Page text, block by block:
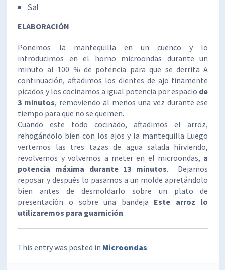
Sal
ELABORACIÓN
Ponemos la mantequilla en un cuenco y lo
introducimos en el horno microondas durante un
minuto al 100 % de potencia para que se derrita A
continuación, aftadimos los dientes de ajo finamente
picados y los cocinamos a igual potencia por espacio de
3 minutos, removiendo al menos una vez durante ese
tiempo para que no se quemen.
Cuando este todo cocinado, aftadimos el arroz,
rehogándolo bien con los ajos y la mantequilla Luego
vertemos las tres tazas de agua salada hirviendo,
revolvemos y volvemos a meter en el microondas, a
potencia máxima durante 13 minutos. Dejamos
reposar y después lo pasamos a un molde apretándolo
bien antes de desmoldarlo sobre un plato de
presentación o sobre una bandeja Este arroz lo
utilizaremos para guarnición.
This entry was posted in Microondas.